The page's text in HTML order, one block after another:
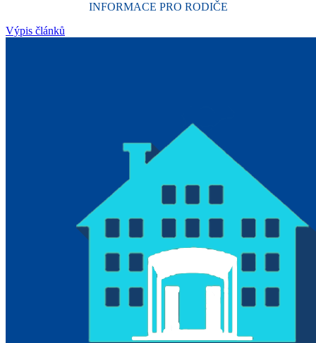
INFORMACE PRO RODIČE
Výpis článků